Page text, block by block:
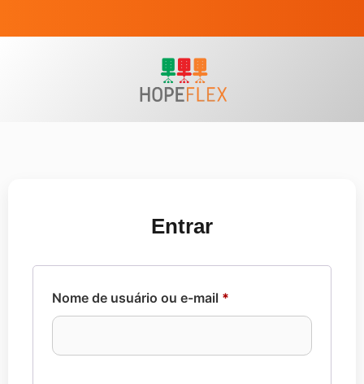
Entrar
Nome de usuário ou e-mail *